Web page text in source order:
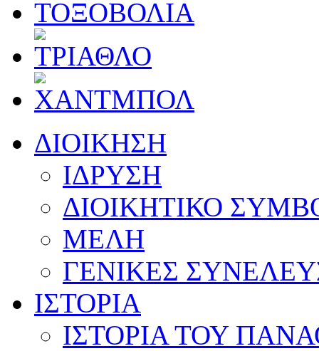
ΔΙΟΙΚΗΣΗ
ΙΔΡΥΣΗ
ΔΙΟΙΚΗΤΙΚΟ
ΜΕΛΗ
ΓΕΝΙΚΕΣ
ΙΣΤΟΡΙΑ
ΙΣΤΟΡΙΑ ΤΟΥ